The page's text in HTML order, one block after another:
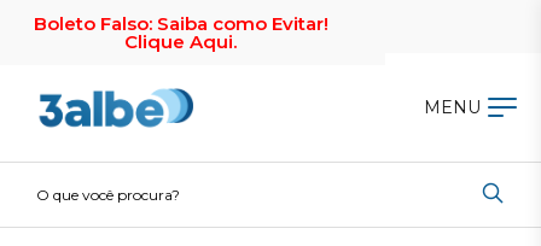
Boleto Falso: Saiba como Evitar!
Clique Aqui.
MENU